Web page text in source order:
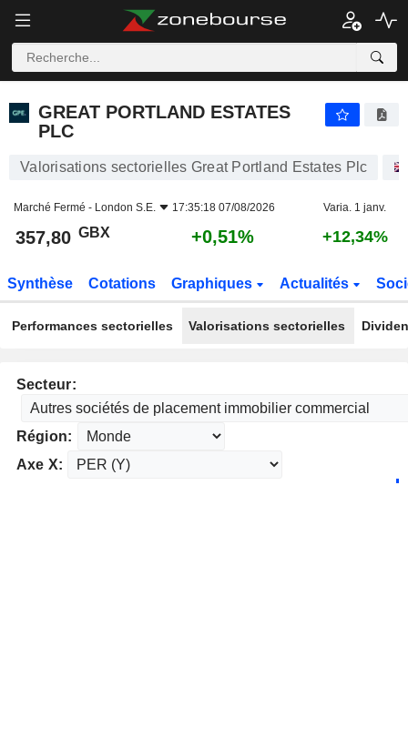
+0,51%
GREAT PORTLAND ESTATES
PLC
Valorisations sectorielles Great Portland Estates Plc
Marché Fermé - London S.E. 17:35:18 07/08/2026 Varia. 1 janv.
357,80 GBX +0,51% +12,34%
Synthèse Cotations Graphiques Actualités
Performances sectorielles Valorisations sectorielles
Secteur:
Région:
Axe X: